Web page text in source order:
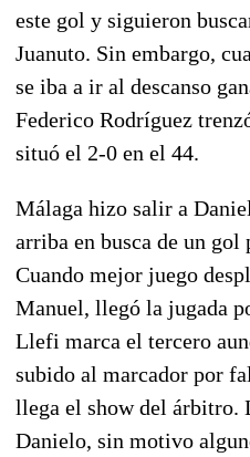
este gol y siguieron
Juanuto. Sin embargo,
se iba a ir al descanso
Federico Rodríguez
situó el 2-0 en el 44.
Málaga hizo salir a
arriba en busca de un gol
Cuando mejor juego
Manuel, llegó la jugada
Llefi marca el tercero
subido al marcador por
llega el show del árbitro.
Danielo, sin motivo